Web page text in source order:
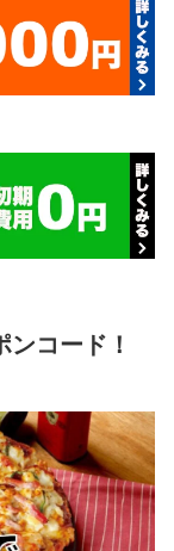
コード！